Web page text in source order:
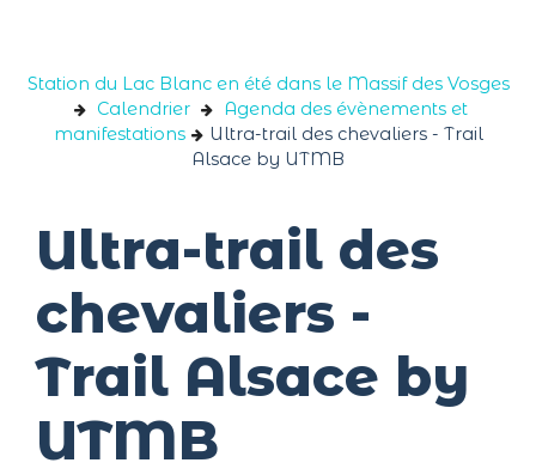
Station du Lac Blanc en été dans le Massif des Vosges
Calendrier
Agenda des évènements et
manifestations
Ultra-trail des chevaliers - Trail
Alsace by UTMB
Ultra-trail des
chevaliers -
Trail Alsace by
UTMB